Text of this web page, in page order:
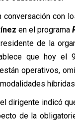
conversación con
en el programa
de la
que hoy el
operativos,
dirigente indicó
de la